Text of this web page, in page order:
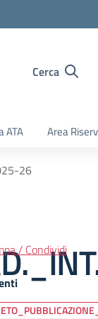
Cerca
ATA Area
26
/ Condividi